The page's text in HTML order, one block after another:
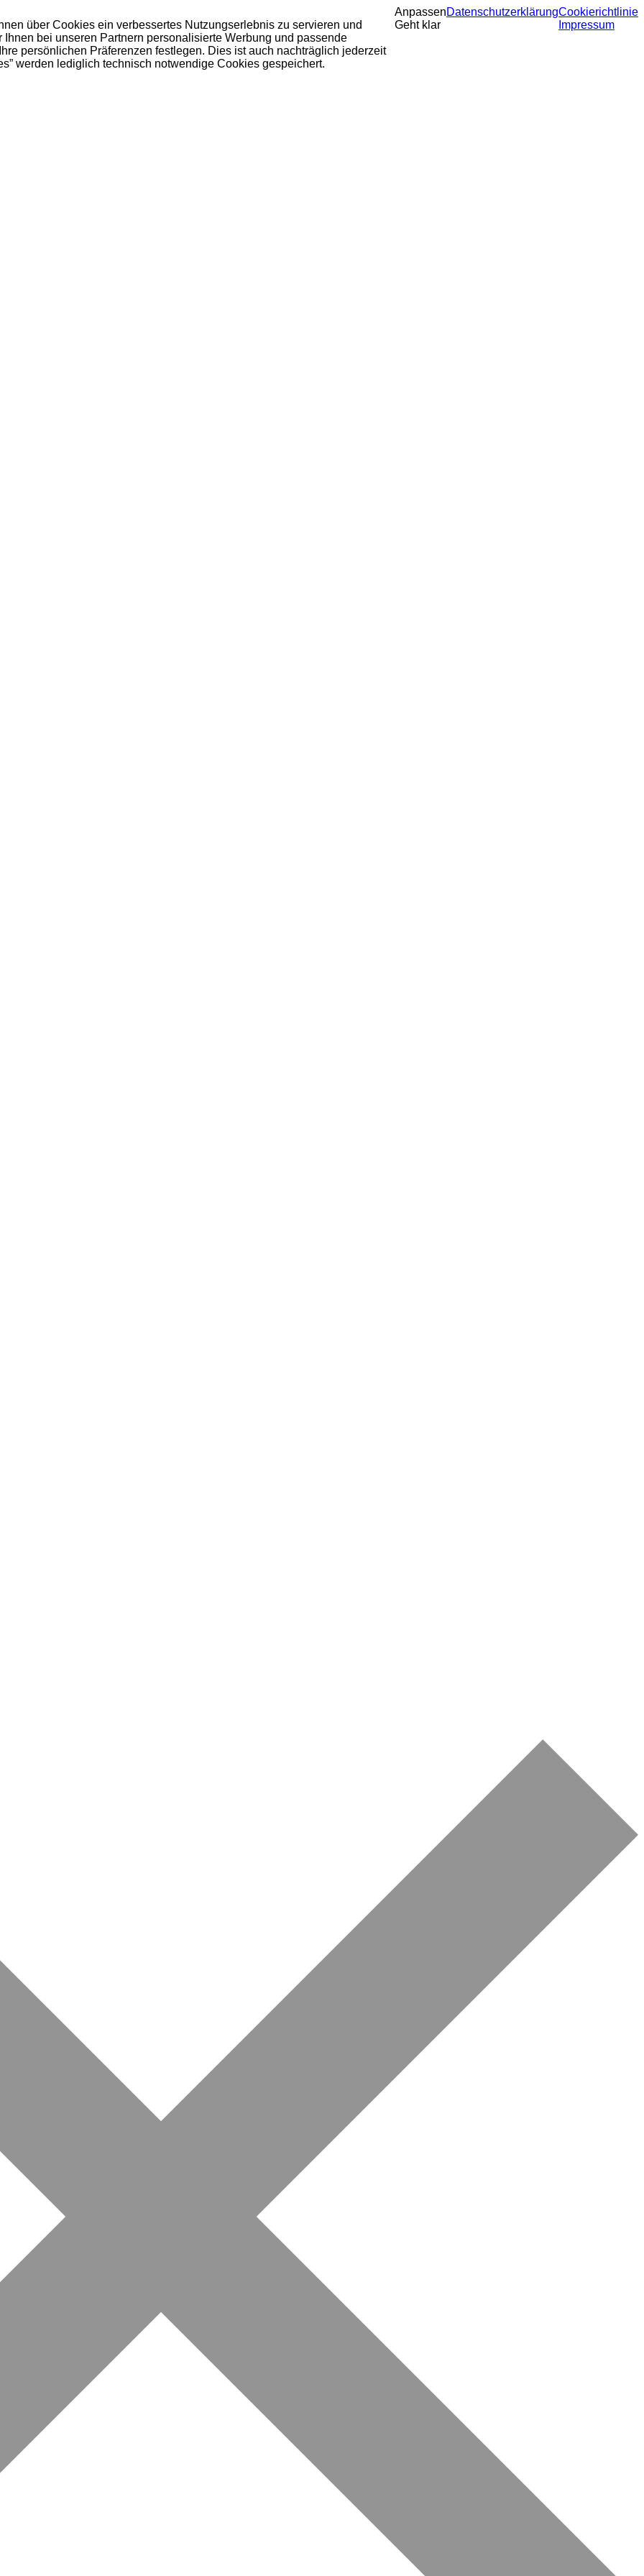
über Cookies ein verbessertes Nutzungserlebnis zu servieren und
bei unseren Partnern personalisierte Werbung und passende
persönlichen Präferenzen festlegen. Dies ist auch nachträglich jederzeit
werden lediglich technisch notwendige Cookies gespeichert.
Anpassen
Geht klar
DatenschutzerklärungCookierichtlinie
Impressum